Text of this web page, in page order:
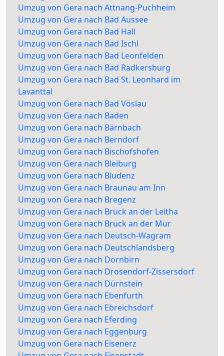
Umzug von Gera nach Attnang-Puchheim
Umzug von Gera nach Bad Aussee
Umzug von Gera nach Bad Hall
Umzug von Gera nach Bad Ischl
Umzug von Gera nach Bad Leonfelden
Umzug von Gera nach Bad Radkersburg
Umzug von Gera nach Bad St. Leonhard im
Lavanttal
Umzug von Gera nach Bad Vöslau
Umzug von Gera nach Baden
Umzug von Gera nach Bärnbach
Umzug von Gera nach Berndorf
Umzug von Gera nach Bischofshofen
Umzug von Gera nach Bleiburg
Umzug von Gera nach Bludenz
Umzug von Gera nach Braunau am Inn
Umzug von Gera nach Bregenz
Umzug von Gera nach Bruck an der Leitha
Umzug von Gera nach Bruck an der Mur
Umzug von Gera nach Deutsch-Wagram
Umzug von Gera nach Deutschlandsberg
Umzug von Gera nach Dornbirn
Umzug von Gera nach Drosendorf-Zissersdorf
Umzug von Gera nach Dürnstein
Umzug von Gera nach Ebenfurth
Umzug von Gera nach Ebreichsdorf
Umzug von Gera nach Eferding
Umzug von Gera nach Eggenburg
Umzug von Gera nach Eisenerz